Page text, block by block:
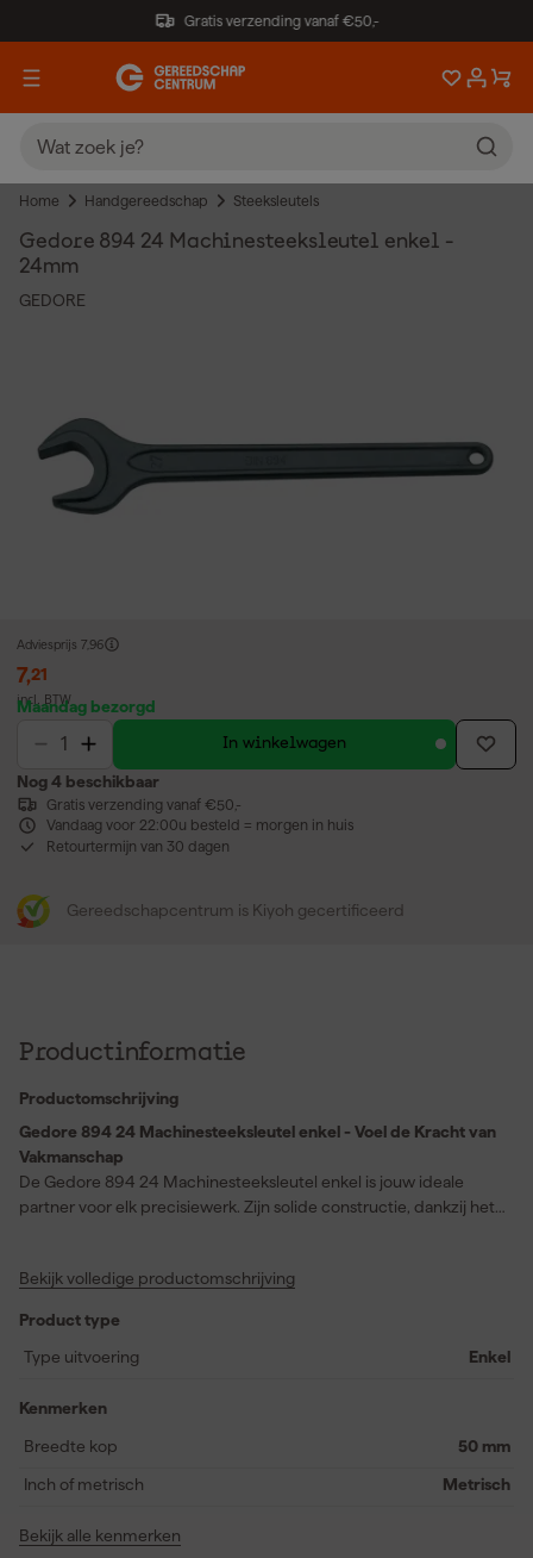
Gratis verzending vanaf €50,-
Home Handgereedschap Steeksleutels
Gedore 894 24 Machinesteeksleutel enkel -
24mm
GEDORE
Adviesprijs 7,96
7,21
incl. BTW
Maandag bezorgd
In winkelwagen
Nog 4 beschikbaar
Gratis verzending vanaf €50,-
Vandaag voor 22:00u besteld = morgen in huis
Retourtermijn van 30 dagen
Gereedschapcentrum is Kiyoh gecertificeerd
Productinformatie
Productomschrijving
Gedore 894 24 Machinesteeksleutel enkel - Voel de Kracht van
Vakmanschap
De Gedore 894 24 Machinesteeksleutel enkel is jouw ideale
partner voor elk precisiewerk. Zijn solide constructie, dankzij het
oppervlak biedt optimale weerstand tot 38 mm. Deze steek die
met zijn 15° bekstand en een praktische breedte van 50 mm.
Ideaal voor doorgedreven krachtspelingen tussen 10 mm en 135
professional of hobbyist bent, deze sleutel biedt je de ruimte om
Bekijk volledige productomschrijving
Product type
Type uitvoering
Enkel
Kenmerken
Breedte kop
50 mm
Inch of metrisch Metrisch
Bekijk alle kenmerken